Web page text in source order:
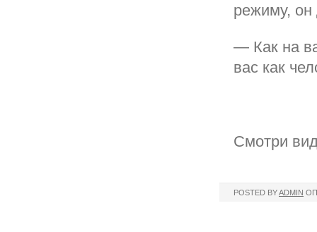
режиму, он
— Как на
вас как
Смотри
POSTED BYADMIN